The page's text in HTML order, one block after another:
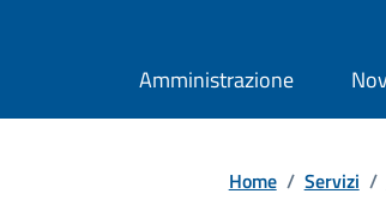
Amministrazione
Home / Servizi /